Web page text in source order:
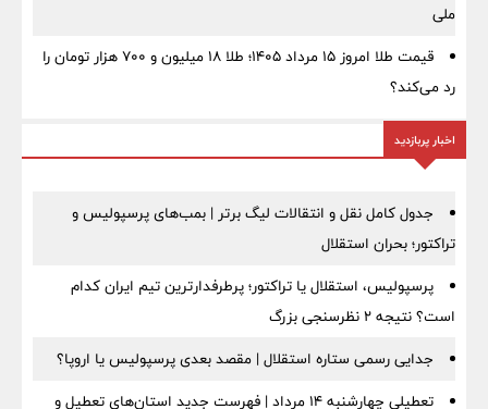
ملی
قیمت طلا امروز ۱۵ مرداد ۱۴۰۵؛ طلا ۱۸ میلیون و ۷۰۰ هزار تومان را
رد می‌کند؟
اخبار پربازدید
جدول کامل نقل و انتقالات لیگ برتر | بمب‌های پرسپولیس و
تراکتور؛ بحران استقلال
پرسپولیس، استقلال یا تراکتور؛ پرطرفدارترین تیم ایران کدام
است؟ نتیجه ۲ نظرسنجی بزرگ
جدایی رسمی ستاره استقلال | مقصد بعدی پرسپولیس یا اروپا؟
تعطیلی چهارشنبه ۱۴ مرداد | فهرست جدید استان‌های تعطیل و